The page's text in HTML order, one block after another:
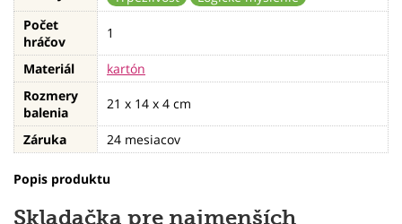
Počet
hráčov
1
Materiál
kartón
Rozmery
balenia
21 x 14 x 4 cm
Záruka 24 mesiacov
Popis produktu
Skladačka pre najmenších